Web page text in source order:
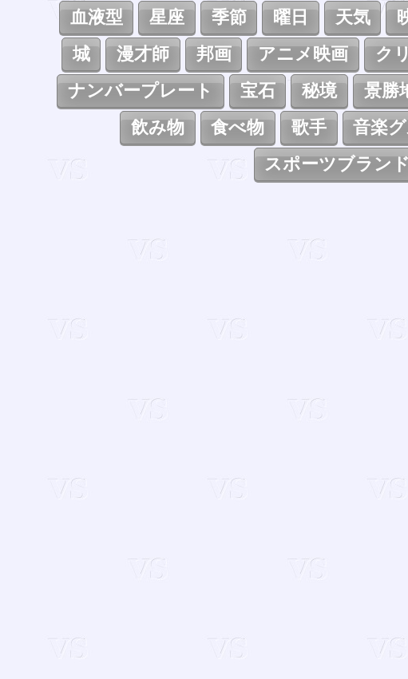
血液型
星座 季節 曜日 天気
城
漫才師 邦画 アニメ映画 ク
ナンバープレート
宝石 秘境 景勝
飲み物
食べ物 歌手 音楽
スポーツブランド